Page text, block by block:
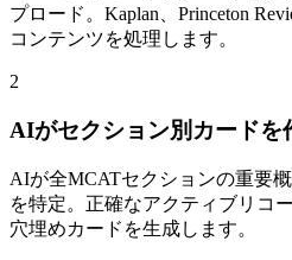
プロード。Kaplan、Princeton
コンテンツを処理します。
2
AIがセクション別カードを
AIが全MCATセクションの重要
を特定。正確なアクティブリコ
穴埋めカードを生成します。